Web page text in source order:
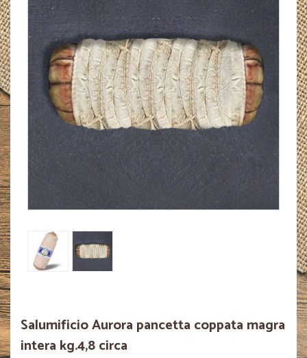
Salumificio Aurora pancetta coppata magra
intera kg.4,8 circa